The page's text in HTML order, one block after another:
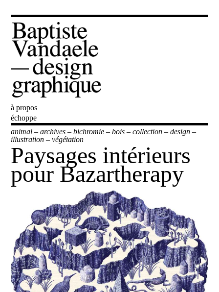
Baptiste Vandaele
à propos
échoppe
animal –archives –bichromie –bois –collection –design –
illustration –végétation
Paysages intérieurs
pour Bazartherapy